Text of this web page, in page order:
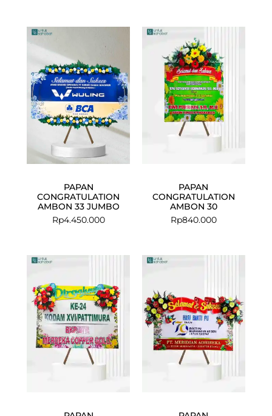
PAPAN
CONGRATULATION
AMBON 33 JUMBO
Rp4.450.000
PAPAN
CONGRATULATION
AMBON 30
Rp840.000